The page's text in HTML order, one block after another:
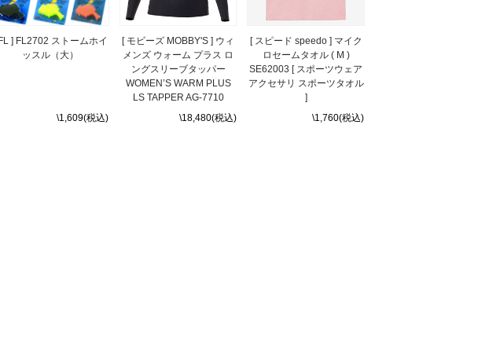
] FL2702 ストームホイ
ッスル（大）
\1,609(税込)
[ モビーズ MOBBY'S ] ウィ
メンズ ウォーム プラス ロ
ングスリーブタッパー
WOMEN’S WARM PLUS
LS TAPPER AG-7710
\18,480(税込)
[ スピード speedo ] マイク
ロセームタオル ( M )
SE62003 [ スポーツウェア
アクセサリ スポーツタオル
]
\1,760(税込)